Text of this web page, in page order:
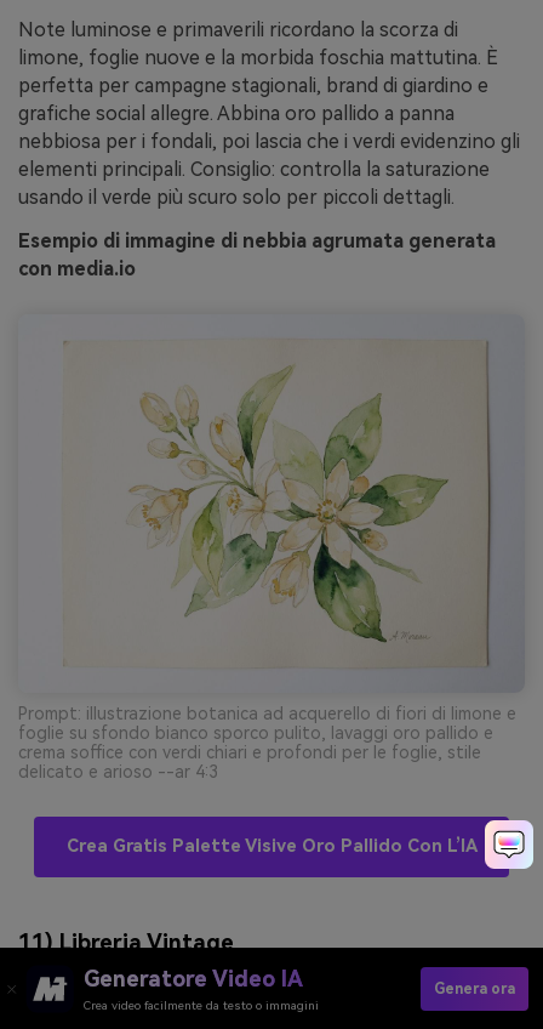
Note luminose e primaverili ricordano la scorza di
limone, foglie nuove e la morbida foschia mattutina. È
perfetta per campagne stagionali, brand di giardino e
grafiche social allegre. Abbina oro pallido a panna
nebbiosa per i fondali, poi lascia che i verdi evidenzino gli
elementi principali. Consiglio: controlla la saturazione
usando il verde più scuro solo per piccoli dettagli.
Esempio di immagine di nebbia agrumata generata
con media.io
Prompt: illustrazione botanica ad acquerello di fiori di limone e
foglie su sfondo bianco sporco pulito, lavaggi oro pallido e
crema soffice con verdi chiari e profondi per le foglie, stile
delicato e arioso --ar 4:3
Crea Gratis Palette Visive Oro Pallido Con L’IA
11) Libreria Vintage
Generatore Video IA
Crea video facilmente da testo o immagini
Genera ora